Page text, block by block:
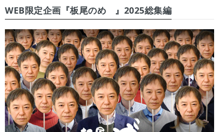
WEB限定企画『板尾のめ゙』2025総集編